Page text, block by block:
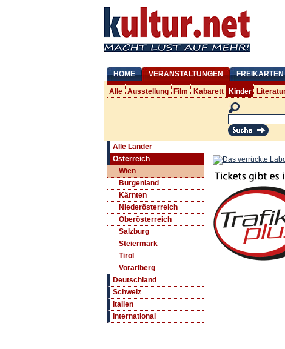
HOME VERANSTALTUNGEN FREIKARTEN
Alle Ausstellung Film Kabarett Kinder
Alle Länder
Österreich
Wien
Burgenland
Kärnten
Niederösterreich
Oberösterreich
Salzburg
Steiermark
Tirol
Vorarlberg
Deutschland
Schweiz
Italien
International